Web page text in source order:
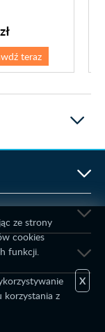
teraz
ze strony
cookies
funkcji.
z
X